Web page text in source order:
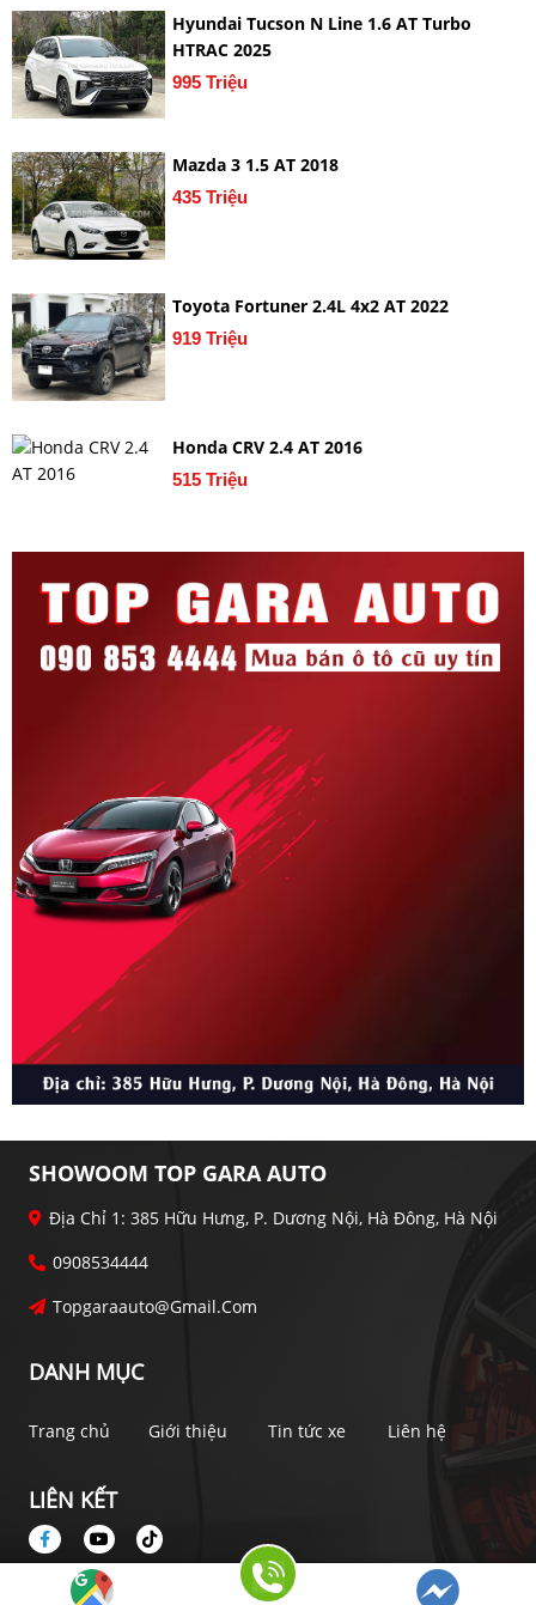
Hyundai Tucson N Line 1.6 AT Turbo
HTRAC 2025
995 Triệu
Mazda 3 1.5 AT 2018
435 Triệu
Toyota Fortuner 2.4L 4x2 AT 2022
919 Triệu
Honda CRV 2.4 AT 2016
515 Triệu
SHOWOOM TOP GARA AUTO
Địa Chỉ 1: 385 Hữu Hưng, P. Dương Nội, Hà Đông, Hà Nội
0908534444
Topgaraauto@gmail.com
DANH MỤC
Trang chủ Giới thiệu Tin tức xe Liên hệ
LIÊN KẾT
Bản quyền thuộc về Top Gara Auto